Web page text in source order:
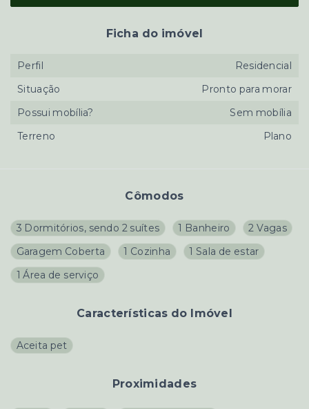
Cômodos
3 Dormitórios, sendo 2 suítes 1 Banheiro
2 Vagas
Garagem Coberta
1 Cozinha
1 Sala de estar
1 Área de serviço
Características do Imóvel
Aceita pet
Proximidades
Ficha do imóvel
Perfil
Residencial
Situação
Pronto para morar
Possui mobília?
Sem mobília
Terreno
Plano